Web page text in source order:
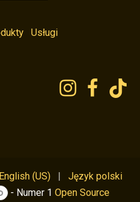
Usługi
English (US) |
Język polski
- Numer 1Open Source